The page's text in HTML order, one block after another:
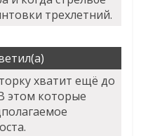
трехлетний.
хватит ещё до
этом которые